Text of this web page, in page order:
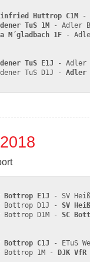
Huttrop C1M -
TuS 1M - Adler
M´gladbach 1F -
TuS E1J - Adler
TuS D1J - Adler
Bottrop E1J - SV
Bottrop D1J - SV
D1M - SC
Bottrop C1J - ETuS
Bottrop 1M - DJK VfR